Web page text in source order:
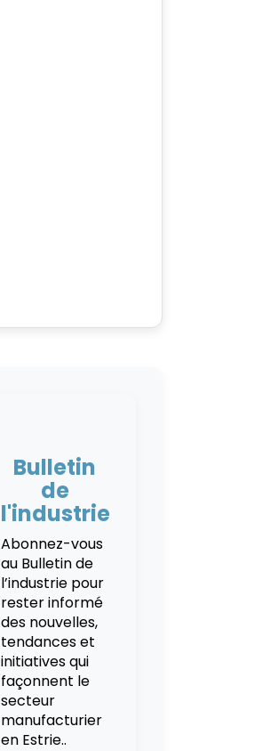
Bulletin
de
l'industrie
Abonnez-vous
au Bulletin de
l’industrie pour
rester informé
des nouvelles,
tendances et
initiatives qui
façonnent le
secteur
manufacturier
en Estrie..